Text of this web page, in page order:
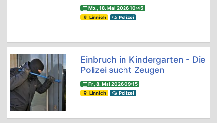
Mo., 18. Mai 2026 10:45
Linnich
Polizei
Einbruch in Kindergarten - Die
Polizei sucht Zeugen
Fr., 8. Mai 2026 09:15
Linnich
Polizei